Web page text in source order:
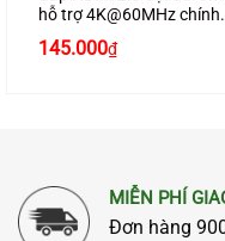
hỗ trợ 4K@60MHz chính
cấp
145.000₫
MIỄN PHÍ
Đơn hàng